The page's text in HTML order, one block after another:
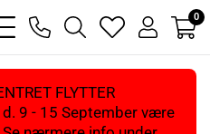
bars
light
phone
magnifying
glass
heart
light
user
light
0
FLYTTER
9 - 15 September være